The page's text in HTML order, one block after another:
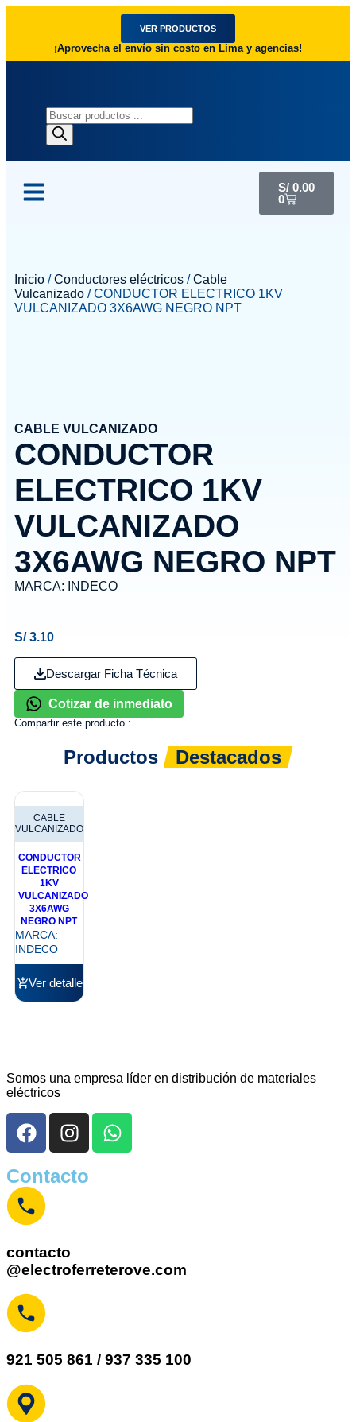
VER PRODUCTOS
¡Aprovecha el envío sin costo en Lima y agencias!
S/ 0.00
0
CABLE VULCANIZADO
CONDUCTOR
ELECTRICO 1KV
VULCANIZADO
3X6AWG NEGRO NPT
MARCA: INDECO
S/3.10
Descargar Ficha Técnica
Cotizar de inmediato
Compartir este producto :
Inicio /Conductores eléctricos /Cable
Vulcanizado / CONDUCTOR ELECTRICO 1KV
VULCANIZADO 3X6AWG NEGRO NPT
Productos Destacados
CABLE
VULCANIZADO
CONDUCTOR
ELECTRICO
1KV
VULCANIZADO
3X6AWG
NEGRO NPT
MARCA:
INDECO
Ver detalle
Somos una empresa líder en distribución de materiales
eléctricos
Contacto
contacto
@electroferreterove.com
921 505 861 / 937 335 100